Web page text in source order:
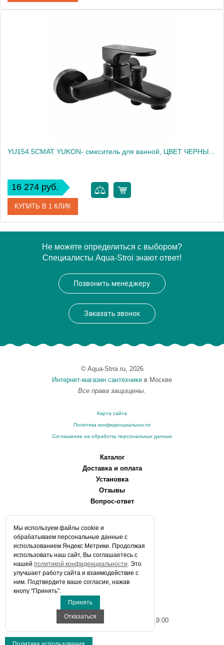
16 274 руб.
КУПИТЬ В 1 КЛИК
YU154.5CMAT
Производитель
Не можете определиться с выбором?
Специалисты Aqua-Stroi знают ответ!
Позвонить менеджеру
Заказать звонок
© Aqua-Stroi.ru, 2026
Интернет-магазин сантехники в Москве
Все права защищены.
Карта сайта
Политика конфиденциальности
Соглашение на обработку персональных данных
Каталог
Доставка и оплата
Установка
Отзывы
Вопрос-ответ
Сервисные центры
Контакты
Статьи
Телефоны:
E-mail:info@aqua-stroi.ru
Время работы: Пн-Вс с 9:00 до 19:00
Мы используем файлы сookie и
обрабатываем персональные данные с
использованием Яндекс Метрики. Продолжая
использовать наш сайт, Вы соглашаетесь с
нашей политикой конфиденциальности. Это
улучшает работу сайта и взаимодействие с
ним. Подтвердите ваше согласие, нажав
кнопу "Принять".
Принять
Отказаться